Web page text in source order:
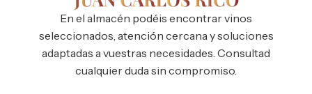
En el almacén podéis encontrar vinos
seleccionados, atención cercana y soluciones
adaptadas a vuestras necesidades. Consultad
cualquier duda sin compromiso.